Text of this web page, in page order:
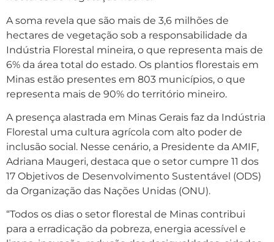
A soma revela que são mais de 3,6 milhões de
hectares de vegetação sob a responsabilidade da
Indústria Florestal mineira, o que representa mais de
6% da área total do estado. Os plantios florestais em
Minas estão presentes em 803 municípios, o que
representa mais de 90% do território mineiro.
A presença alastrada em Minas Gerais faz da Indústria
Florestal uma cultura agrícola com alto poder de
inclusão social. Nesse cenário, a Presidente da AMIF,
Adriana Maugeri, destaca que o setor cumpre 11 dos
17 Objetivos de Desenvolvimento Sustentável (ODS)
da Organização das Nações Unidas (ONU).
“Todos os dias o setor florestal de Minas contribui
para a erradicação da pobreza, energia acessível e